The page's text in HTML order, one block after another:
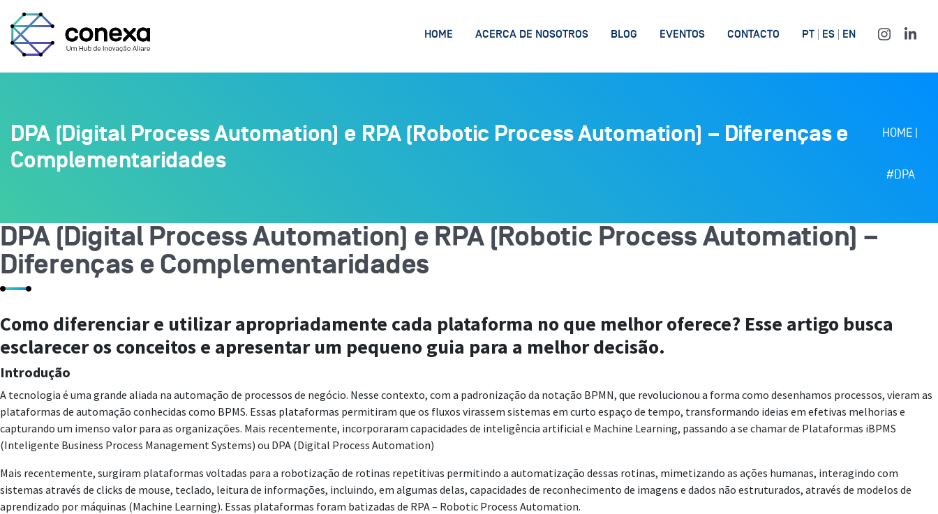
HOME ACERCA DE NOSOTROS BLOG EVENTOS CONTACTO PT ES EN
DPA (Digital Process Automation) e RPA (Robotic Process Automation) – Diferenças e
Complementaridades
HOME |
#DPA
DPA (Digital Process Automation) e RPA (Robotic Process Automation) –
Diferenças e Complementaridades
Como diferenciar e utilizar apropriadamente cada plataforma no que melhor oferece? Esse artigo busca
esclarecer os conceitos e apresentar um pequeno guia para a melhor decisão.
Introdução
A tecnologia é uma grande aliada na automação de processos de negócio. Nesse contexto, com a padronização da notação BPMN, que revolucionou a forma como desenhamos processos, vieram as
plataformas de automação conhecidas como BPMS. Essas plataformas permitiram que os fluxos virassem sistemas em curto espaço de tempo, transformando ideias em efetivas melhorias e
capturando um imenso valor para as organizações. Mais recentemente, incorporaram capacidades de inteligência artificial e Machine Learning, passando a se chamar de Plataformas iBPMS
(Inteligente Business Process Management Systems) ou DPA (Digital Process Automation)
Mais recentemente, surgiram plataformas voltadas para a robotização de rotinas repetitivas permitindo a automatização dessas rotinas, mimetizando as ações humanas, interagindo com
sistemas através de clicks de mouse, teclado, leitura de informações, incluindo, em algumas delas, capacidades de reconhecimento de imagens e dados não estruturados, através de modelos de
aprendizado por máquinas (Machine Learning). Essas plataformas foram batizadas de RPA – Robotic Process Automation.